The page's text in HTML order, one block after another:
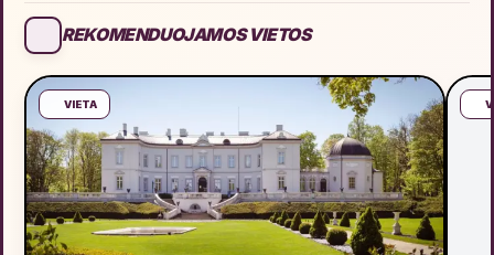
REKOMENDUOJAMOS VIETOS
VIETA